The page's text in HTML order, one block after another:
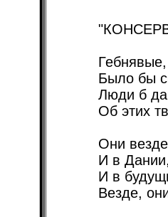
Было бы
Люди б
Об этих
Они
И в
И в
Везде,